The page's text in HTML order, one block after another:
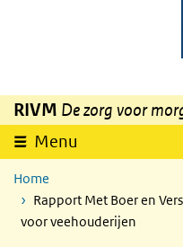
Overslaan en naar de inhoud
RIVM De zorg voor
Menu
Home
Rapport Met Boer en
voor veehouderijen